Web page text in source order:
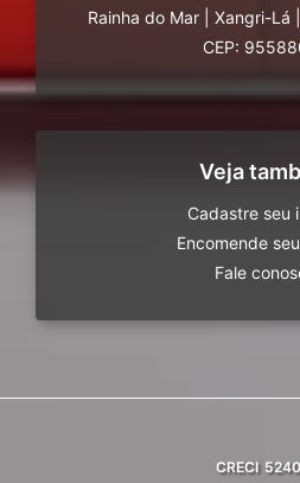
Rainha do Mar
Xangri-Lá
CEP:
Veja
Cadastre seu
Encomende
Fale
CRECI